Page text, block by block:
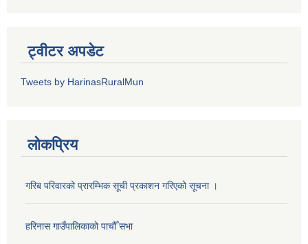
ट्वीटर अपडेट
Tweets by HarinasRuralMun
लोकप्रिय
गरिब परिवारको प्रारम्भिक सूची प्रकाशन गरिएको सूचना ।
हरिनास गाउँपालिकाको पाचौँ सभा